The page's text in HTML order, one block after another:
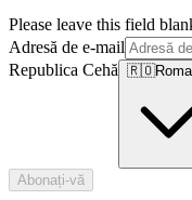
Please leave this field
Adresă de e-mail
Republica Cehă 🇷🇴
Abonați-vă